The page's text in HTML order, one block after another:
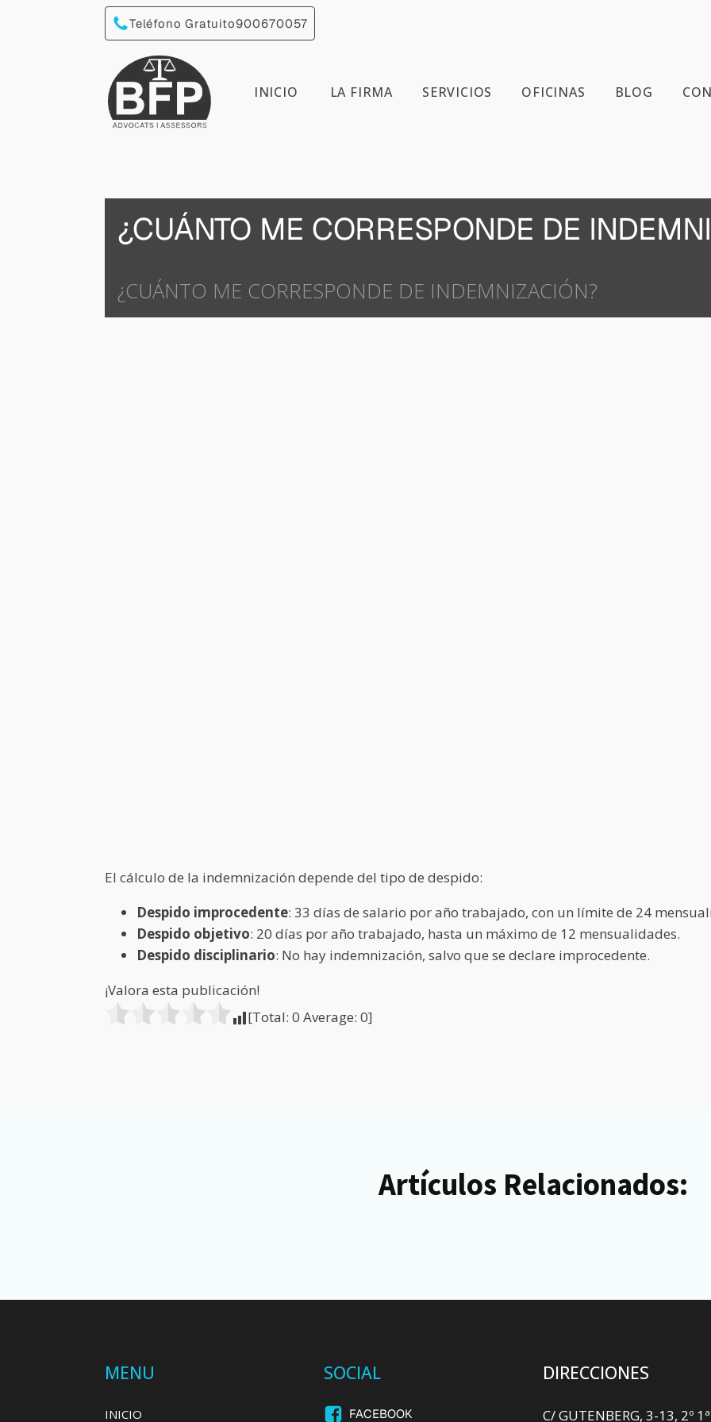
Teléfono Gratuito900670057
INICIO LA FIRMA SERVICIOS OFICINAS BLOG
¿CUÁNTO ME CORRESPONDE DE
¿CUÁNTO ME CORRESPONDE DE INDEMNIZACIÓN?
El cálculo de la indemnización depende del tipo de despido:
Despido improcedente: 33 días de salario por año trabajado, con un límite de 24
Despido objetivo: 20 días por año trabajado, hasta un máximo de 12 mensualidades.
Despido disciplinario: No hay indemnización, salvo que se declare improcedente.
¡Valora esta publicación!
[Total: 0 Average: 0]
Artículos Relacionados:
MENU
INICIO
SOCIAL
FACEBOOK
DIRECCIONES
C/ GUTENBERG, 3-13, 2º 1ª